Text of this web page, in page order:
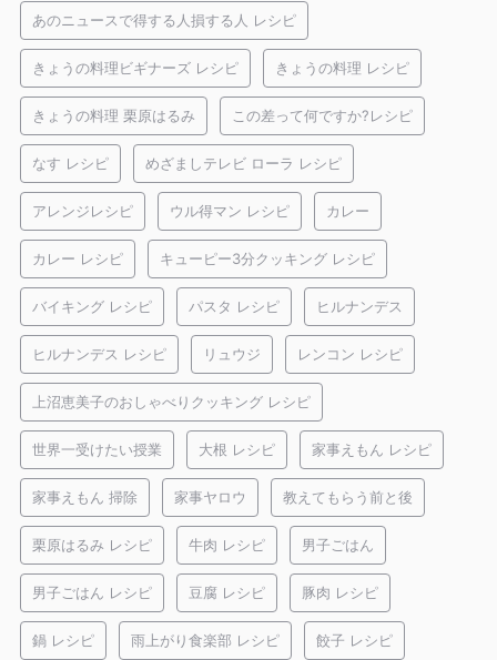
あのニュースで得する人損する人 レシピ
きょうの料理ビギナーズ レシピ きょうの料理 レシピ
きょうの料理 栗原はるみ この差って何ですか?レシピ
なす レシピ めざましテレビ ローラ レシピ
アレンジレシピ ウル得マン レシピ カレー
カレー レシピ キューピー3分クッキング レシピ
バイキング レシピ パスタ レシピ ヒルナンデス
ヒルナンデス レシピ リュウジ レンコン レシピ
上沼恵美子のおしゃべりクッキング レシピ
世界一受けたい授業 大根 レシピ 家事えもん レシピ
家事えもん 掃除 家事ヤロウ 教えてもらう前と後
栗原はるみ レシピ 牛肉 レシピ 男子ごはん
男子ごはん レシピ 豆腐 レシピ 豚肉 レシピ
鍋 レシピ 雨上がり食楽部 レシピ 餃子 レシピ